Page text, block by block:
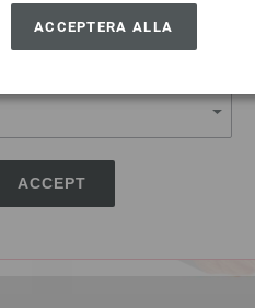
States of America
ACCEPT
ACCEPTERA ALLA